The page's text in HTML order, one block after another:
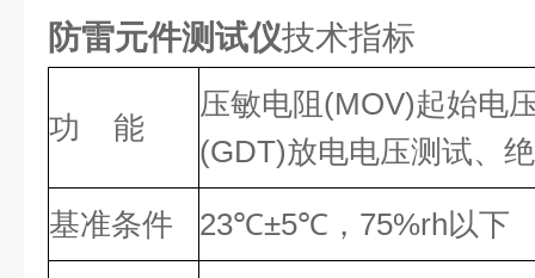
防雷元件测试仪技术指标
功 能
压敏电阻(MOV)起始电
(GDT)放电电压测试、
基准条件 23℃±5℃，75%rh以下